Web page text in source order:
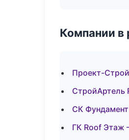
Компании в
Проект-
СтройАртель
СК
ГК Roof Этаж